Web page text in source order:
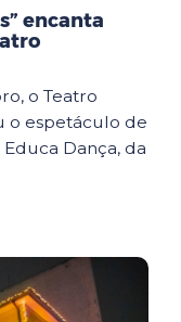
encanta
o Teatro
o espetáculo de
Dança, da